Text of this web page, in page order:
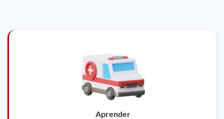
Aprender